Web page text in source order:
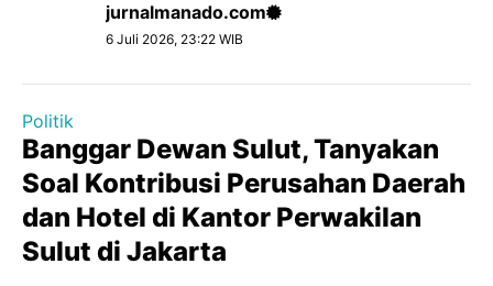
jurnalmanado.com
6 Juli 2026, 23:22 WIB
Politik
Banggar Dewan Sulut, Tanyakan
Soal Kontribusi Perusahan Daerah
dan Hotel di Kantor Perwakilan
Sulut di Jakarta